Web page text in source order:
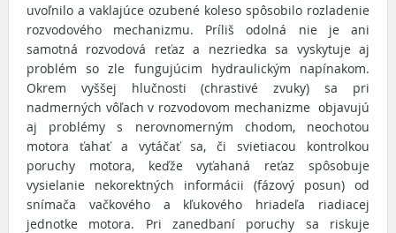
uvoľnilo a vaklajúce ozubené koleso spôsobilo rozladenie
rozvodového mechanizmu. Príliš odolná nie je ani
samotná rozvodová reťaz a nezriedka sa vyskytuje aj
problém so zle fungujúcim hydraulickým napínakom.
Okrem vyššej hlučnosti (chrastivé zvuky) sa pri
nadmerných vôľach v rozvodovom mechanizme objavujú
aj problémy s nerovnomerným chodom, neochotou
motora ťahať a vytáčať sa, či svietiacou kontrolkou
poruchy motora, keďže vyťahaná reťaz spôsobuje
vysielanie nekorektných informácii (fázový posun) od
snímača vačkového a kľukového hriadeľa riadiacej
jednotke motora. Pri zanedbaní poruchy sa riskuje